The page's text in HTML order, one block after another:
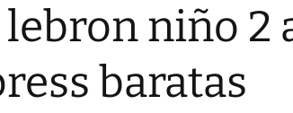
niño 2
baratas